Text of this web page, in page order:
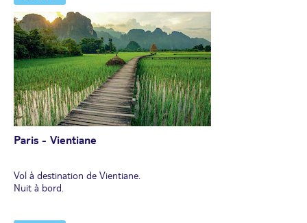
Paris - Vientiane
Vol à destination de Vientiane.
Nuit à bord.